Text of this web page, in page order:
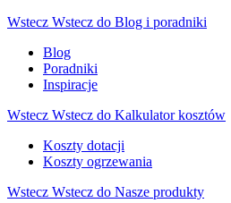
Wstecz Wstecz do Blog i poradniki
Blog
Poradniki
Inspiracje
Wstecz Wstecz do Kalkulator kosztów
Koszty dotacji
Koszty ogrzewania
Wstecz Wstecz do Nasze produkty